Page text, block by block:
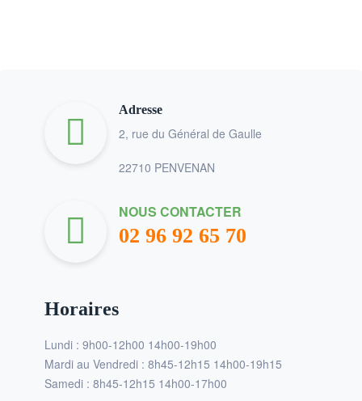
Adresse
2, rue du Général de Gaulle
22710 PENVENAN
NOUS CONTACTER
02 96 92 65 70
Horaires
Lundi : 9h00-12h00 14h00-19h00
Mardi au Vendredi : 8h45-12h15 14h00-19h15
Samedi : 8h45-12h15 14h00-17h00